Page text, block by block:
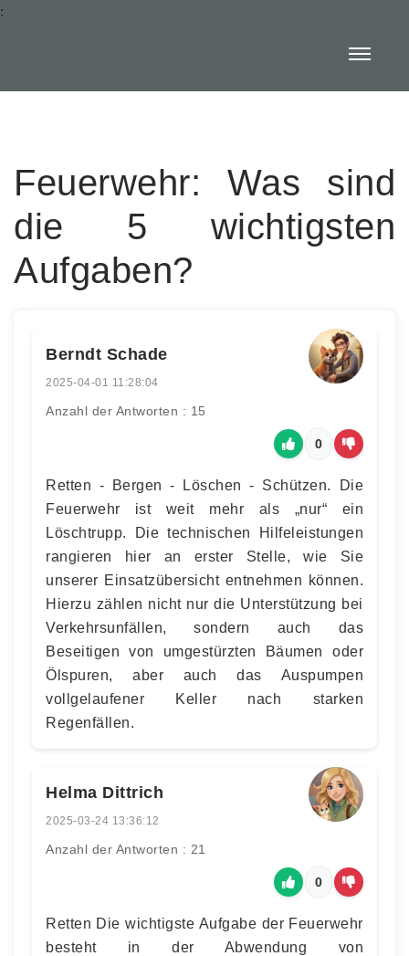
:
Feuerwehr: Was sind
die 5 wichtigsten
Aufgaben?
Berndt Schade
2025-04-01 11:28:04
Anzahl der Antworten : 15
0
Retten - Bergen - Löschen - Schützen. Die
Feuerwehr ist weit mehr als „nur“ ein
Löschtrupp. Die technischen Hilfeleistungen
rangieren hier an erster Stelle, wie Sie
unserer Einsatzübersicht entnehmen können.
Hierzu zählen nicht nur die Unterstützung bei
Verkehrsunfällen, sondern auch das
Beseitigen von umgestürzten Bäumen oder
Ölspuren, aber auch das Auspumpen
vollgelaufener Keller nach starken
Regenfällen.
Helma Dittrich
2025-03-24 13:36:12
Anzahl der Antworten : 21
0
Retten Die wichtigste Aufgabe der Feuerwehr
besteht in der Abwendung von